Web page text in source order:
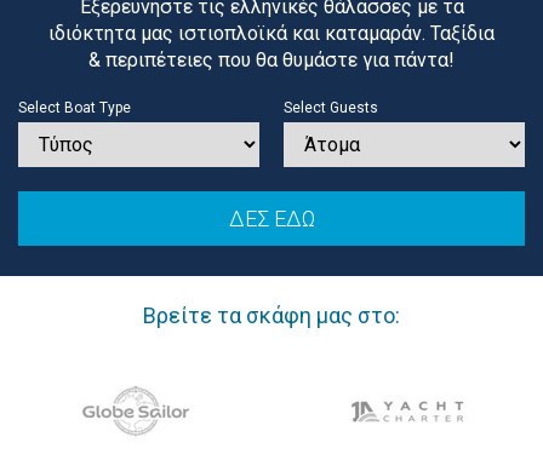
Εξερευνήστε τις ελληνικές θάλασσες με τα
ιδιόκτητα μας ιστιοπλοϊκά και καταμαράν. Ταξίδια
& περιπέτειες που θα θυμάστε για πάντα!
Select Boat Type Select Guests
Βρείτε τα σκάφη μας στο: